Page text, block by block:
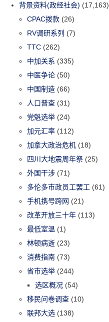
背景资料(政经社会) (17,163)
CPAC拨款 (26)
RV调研系列 (7)
TTC (262)
中加关系 (335)
中医争论 (50)
中国制造 (66)
人口普查 (31)
党魁选举 (24)
加元汇率 (112)
加拿大政治危机 (18)
四川大地震周年祭 (25)
外国干涉 (71)
多伦多市政员工罢工 (61)
手机携号跨网 (21)
改革开放三十年 (113)
最低室温 (1)
林顿病逝 (23)
消费指南 (73)
省市选举 (244)
选区概况 (54)
移民问卷调查 (10)
联邦大选 (138)